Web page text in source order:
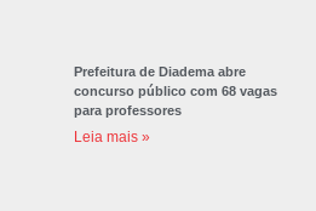
Prefeitura de Diadema abre
concurso público com 68 vagas
para professores
Leia mais »